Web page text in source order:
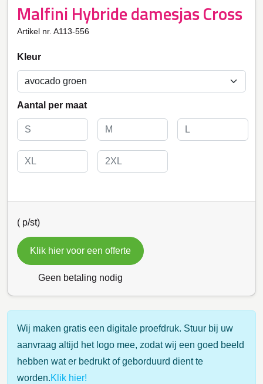
Malfini Hybride damesjas Cross
Artikel nr. A113-556
Kleur
Aantal per maat
( p/st)
Klik hier voor een offerte
Geen betaling nodig
Wij maken gratis een digitale proefdruk. Stuur bij uw
aanvraag altijd het logo mee, zodat wij een goed beeld
hebben wat er bedrukt of geborduurd dient te
worden.Klik hier!